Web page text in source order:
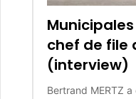
chef de file
(interview)
Bertrand MERTZ